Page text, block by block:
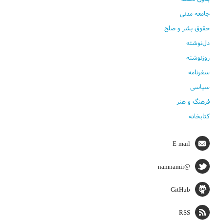
جامعه مدنی
حقوق بشر و صلح
دل‌نوشته
روزنوشته
سفرنامه
سیاسی
فرهنگ و هنر
کتابخانه
E-mail
@namnamir
GitHub
RSS